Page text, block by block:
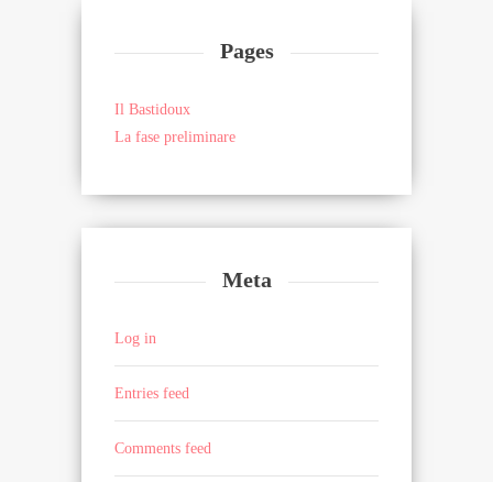
Pages
Il Bastidoux
La fase preliminare
Meta
Log in
Entries feed
Comments feed